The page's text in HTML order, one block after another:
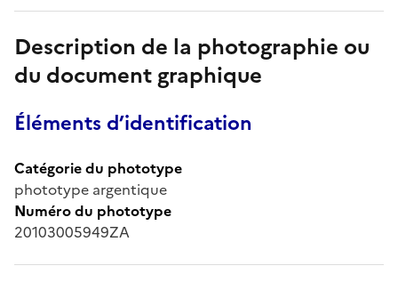
Description de la photographie ou
du document graphique
Éléments d’identification
Catégorie du phototype
phototype argentique
Numéro du phototype
20103005949ZA